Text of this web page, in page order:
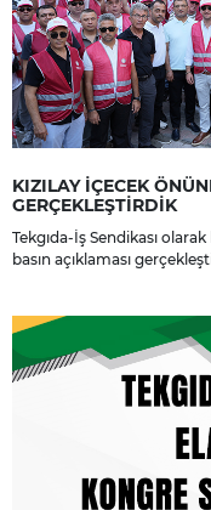
KIZILAY İÇECEK
GERÇEKLEŞTİRDİK
Tekgıda-İş Sendikası
basın açıklaması